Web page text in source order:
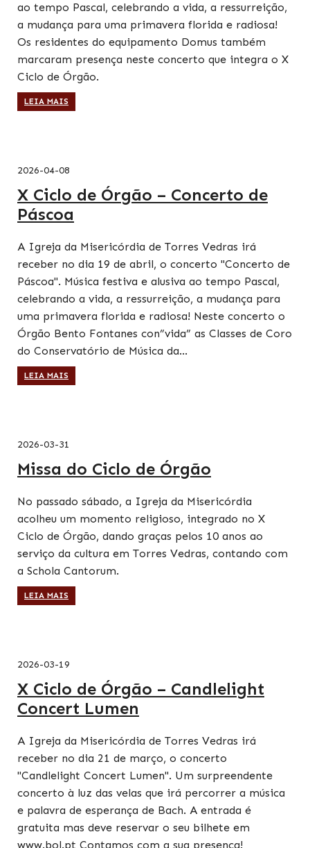
ao tempo Pascal, celebrando a vida, a ressurreição,
a mudança para uma primavera florida e radiosa!
Os residentes do equipamento Domus também
marcaram presença neste concerto que integra o X
Ciclo de Órgão.
LEIA MAIS
2026-04-08
X Ciclo de Órgão – Concerto de
Páscoa
A Igreja da Misericórdia de Torres Vedras irá
receber no dia 19 de abril, o concerto "Concerto de
Páscoa". Música festiva e alusiva ao tempo Pascal,
celebrando a vida, a ressurreição, a mudança para
uma primavera florida e radiosa! Neste concerto o
Órgão Bento Fontanes con”vida” as Classes de Coro
do Conservatório de Música da…
LEIA MAIS
2026-03-31
Missa do Ciclo de Órgão
No passado sábado, a Igreja da Misericórdia
acolheu um momento religioso, integrado no X
Ciclo de Órgão, dando graças pelos 10 anos ao
serviço da cultura em Torres Vedras, contando com
a Schola Cantorum.
LEIA MAIS
2026-03-19
X Ciclo de Órgão – Candlelight
Concert Lumen
A Igreja da Misericórdia de Torres Vedras irá
receber no dia 21 de março, o concerto
"Candlelight Concert Lumen". Um surpreendente
concerto à luz das velas que irá percorrer a música
e palavra de esperança de Bach. A entrada é
gratuita mas deve reservar o seu bilhete em
www.bol.pt Contamos com a sua presença!